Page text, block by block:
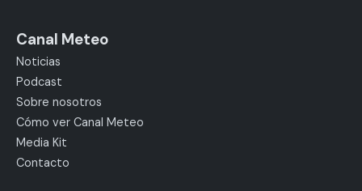
Canal Meteo
Noticias
Podcast
Sobre nosotros
Cómo ver Canal Meteo
Media Kit
Contacto